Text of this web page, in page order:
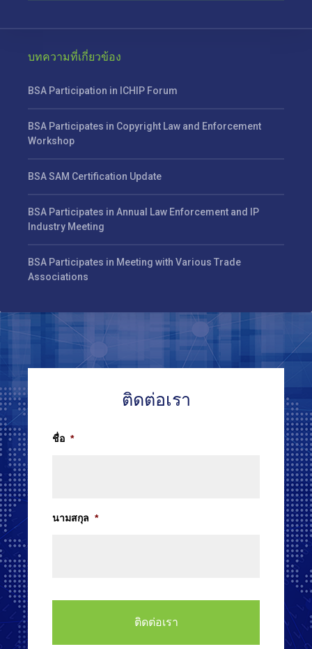
บทความที่เกี่ยวข้อง
BSA Participation in ICHIP Forum
BSA Participates in Copyright Law and Enforcement
Workshop
BSA SAM Certification Update
BSA Participates in Annual Law Enforcement and IP
Industry Meeting
BSA Participates in Meeting with Various Trade
Associations
ติดต่อเรา
ชื่อ *
นามสกุล *